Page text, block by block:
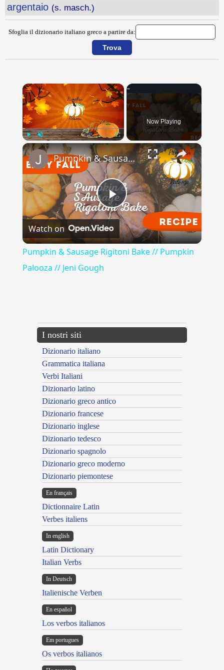
argentaio (s. masch.)
Sfoglia il dizionario italiano greco a partire da:
×
Play Unmute
Now Playing
×
Play
Video
Pumpkin & Sausage Rigitoni Bake // Pumpkin Palooza // Jeni Gough
Watch on
Pumpkin & Sausage Rigitoni Bake // Pumpkin
Palooza // Jeni Gough
I nostri siti
Dizionario italiano
Grammatica italiana
Verbi Italiani
Dizionario latino
Dizionario greco antico
Dizionario francese
Dizionario inglese
Dizionario tedesco
Dizionario spagnolo
Dizionario greco moderno
Dizionario piemontese
En français
Dictionnaire Latin
Verbes italiens
In english
Latin Dictionary
Italian Verbs
In Deutsch
Italienische Verben
En español
Los verbos italianos
Em portugues
Os verbos italianos